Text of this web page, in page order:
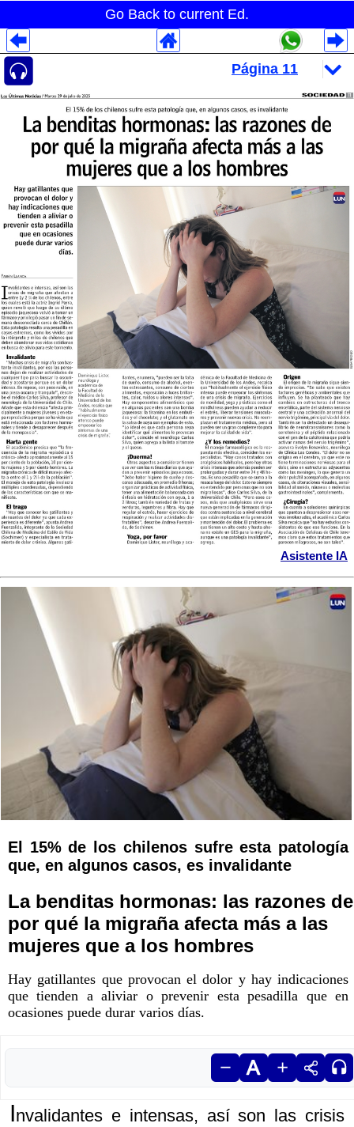
Go Back to current Ed.
Asistente IA
El 15% de los chilenos sufre esta patología
que, en algunos casos, es invalidante
La benditas hormonas: las razones de
por qué la migraña afecta más a las
mujeres que a los hombres
Hay gatillantes que provocan el dolor y hay indicaciones
que tienden a aliviar o prevenir esta pesadilla que en
ocasiones puede durar varios días.
Invalidantes e intensas, así son las crisis
Despliegues Analytics
Despliegues Totales
Despliegues por Rubros